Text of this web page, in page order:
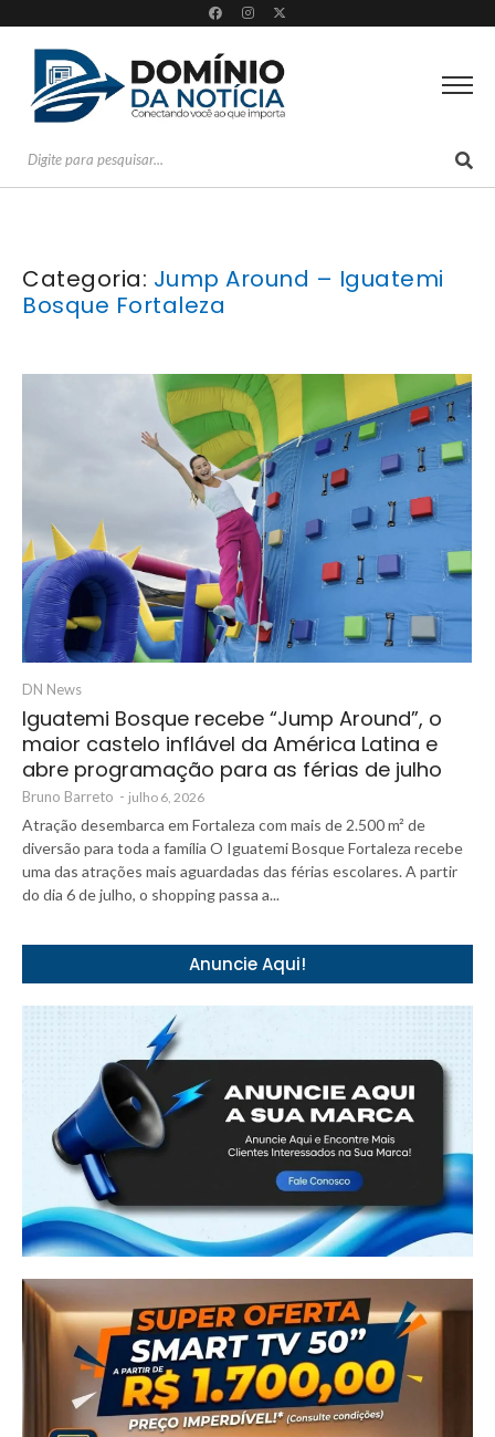
Categoria: Jump Around – Iguatemi
Bosque Fortaleza
DN News
Iguatemi Bosque recebe “Jump Around”, o
maior castelo inflável da América Latina e
abre programação para as férias de julho
Bruno Barreto - julho 6, 2026
Atração desembarca em Fortaleza com mais de 2.500 m² de
diversão para toda a família O Iguatemi Bosque Fortaleza recebe
uma das atrações mais aguardadas das férias escolares. A partir
do dia 6 de julho, o shopping passa a...
Anuncie Aqui!